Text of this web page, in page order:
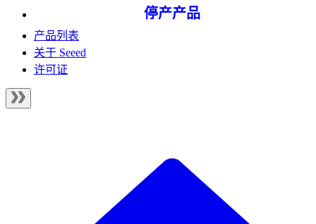
停产产品
产品列表
关于 Seeed
许可证